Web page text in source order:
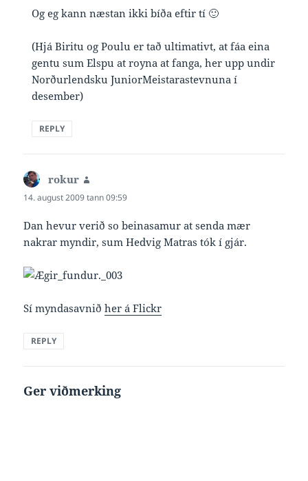
Og eg kann næstan ikki bíða eftir tí 🙂
(Hjá Biritu og Poulu er tað ultimativt, at fáa eina
gentu sum Elspu at royna at fanga, her upp undir
Norðurlendsku JuniorMeistarastevnuna í
desember)
REPLY
rokur
14. august 2009 tann 09:59
Dan hevur verið so beinasamur at senda mær
nakrar myndir, sum Hedvig Matras tók í gjár.
Sí myndasavniðher á Flickr
REPLY
Ger viðmerking